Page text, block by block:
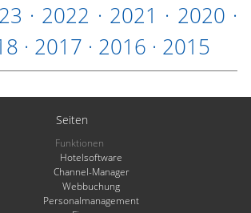
· 2022 · 2021 · 2020 ·
· 2017 · 2016 · 2015
Seiten
Funktionen
Hotelsoftware
Channel-Manager
Webbuchung
Personalmanagement